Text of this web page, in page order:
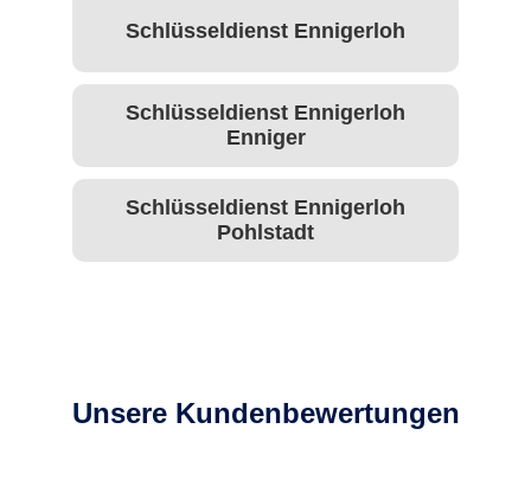
Schlüsseldienst Ennigerloh
Schlüsseldienst Ennigerloh
Enniger
Schlüsseldienst Ennigerloh
Pohlstadt
Unsere Kundenbewertungen